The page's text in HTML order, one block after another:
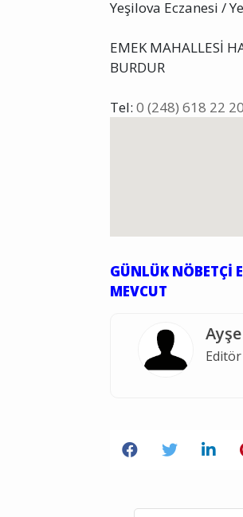
Yeşilova Eczanesi /
EMEK MAHALLESİ
BURDUR
Tel: 0 (248) 618 22 20
GÜNLÜK NÖBETÇİ
MEVCUT
Editör